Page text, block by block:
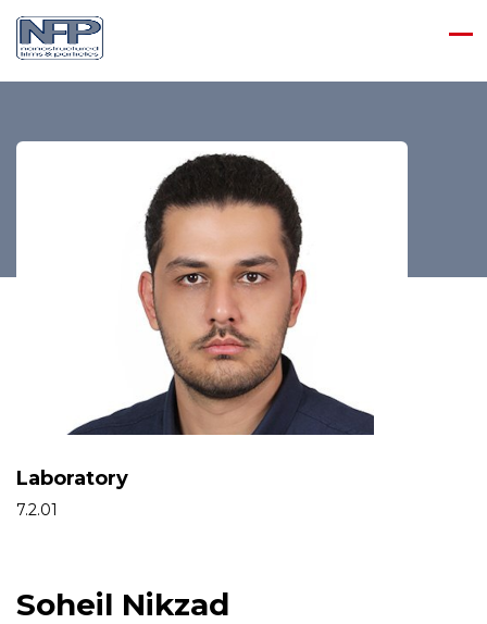
Laboratory
7.2.01
Soheil Nikzad